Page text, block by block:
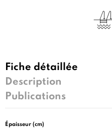
Fiche détaillée
Description
Publications
Épaisseur (cm)